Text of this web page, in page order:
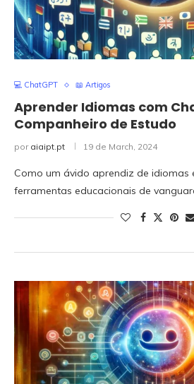
💻 ChatGPT 📖 Artigos
Aprender Idiomas com
Companheiro de Estudo
por aiaipt.pt 19 de March, 2024
Como um ávido aprendiz de idiomas
ferramentas educacionais de